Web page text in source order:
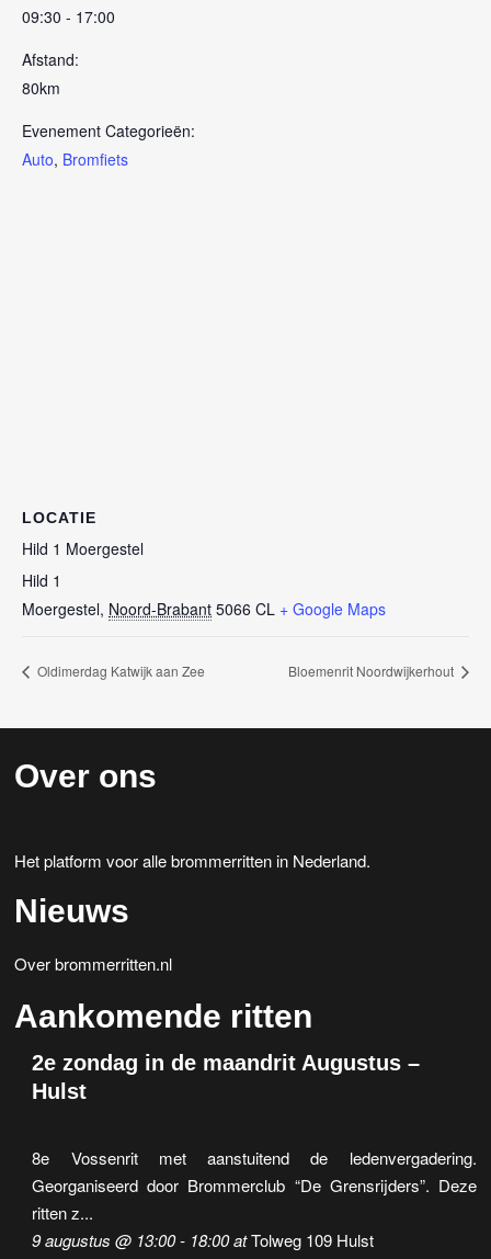
09:30 - 17:00
Afstand:
80km
Evenement Categorieën:
Auto, Bromfiets
LOCATIE
Hild 1 Moergestel
Hild 1
Moergestel, Noord-Brabant 5066 CL + Google Maps
Oldimerdag Katwijk aan Zee Bloemenrit Noordwijkerhout
Over ons
Het platform voor alle brommerritten in Nederland.
Nieuws
Over brommerritten.nl
Aankomende ritten
2e zondag in de maandrit Augustus –
Hulst
8e Vossenrit met aanstuitend de ledenvergadering.
Georganiseerd door Brommerclub “De Grensrijders”. Deze
ritten z...
9 augustus @ 13:00- 18:00atTolweg 109 Hulst